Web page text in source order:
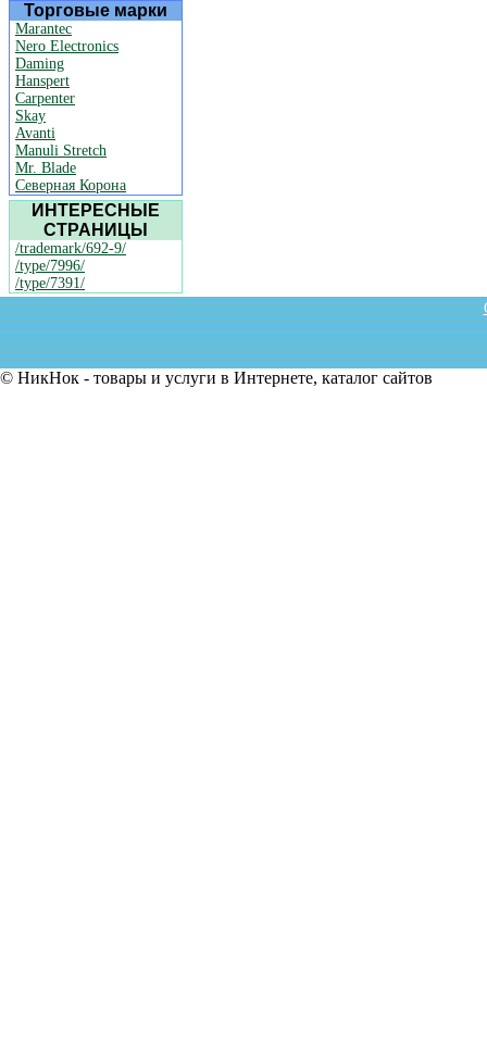
Торговые марки
Marantec
Nero Electronics
Daming
Hanspert
Carpenter
Skay
Avanti
Manuli Stretch
Mr. Blade
Северная Корона
ИНТЕРЕСНЫЕ
СТРАНИЦЫ
/trademark/692-9/
/type/7996/
/type/7391/
© НикНок - товары и услуги в Интернете, каталог сайтов